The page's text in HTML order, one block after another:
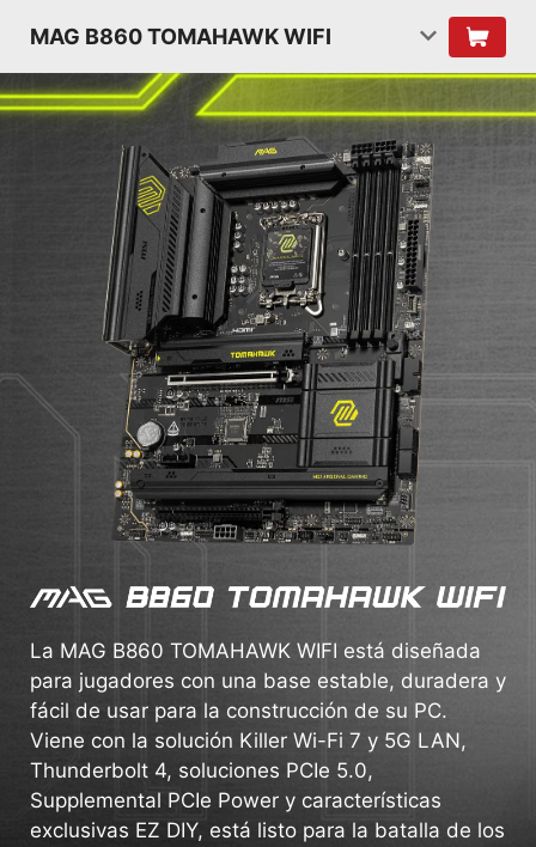
MAG B860 TOMAHAWK WIFI
La MAG B860 TOMAHAWK WIFI está diseñada
para jugadores con una base estable, duradera y
fácil de usar para la construcción de su PC.
Viene con la solución Killer Wi-Fi 7 y 5G LAN,
Thunderbolt 4, soluciones PCIe 5.0,
Supplemental PCIe Power y características
exclusivas EZ DIY, está listo para la batalla de los